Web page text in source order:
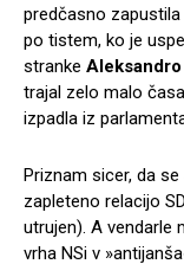
predčasno
po tistem, ko je
stranke
trajal zelo malo
izpadla iz
Priznam sicer, da
zapleteno relacijo
utrujen). A vendarle
vrha NSi v